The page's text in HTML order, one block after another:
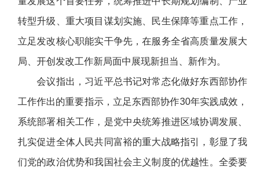
转型升级、重大项目谋划实施、民生保障等重点工作，
立足发改核心职能实干争先，在服务全省高质量发展大
局、开创发改工作新局面中展现新担当、新作为。
会议指出，习近平总书记对常态化做好东西部协作
工作作出的重要指示，立足东西部协作30年实践成效，
系统部署相关工作，是党中央统筹推进区域协调发展、
扎实促进全体人民共同富裕的重大战略指引，彰显了我
们党的政治优势和我国社会主义制度的优越性。全委要